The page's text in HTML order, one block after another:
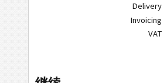
Delivery
Invoicing
VAT